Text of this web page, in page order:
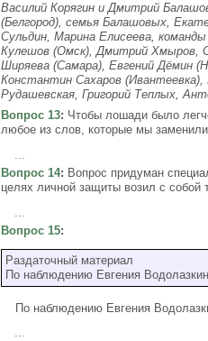
Василий Корягин и Дмитрий
(Белгород), семья Балашовых,
Сульдин, Марина Елисеева,
Кулешов (Омск), Дмитрий Хмыров,
Ширяева (Самара), Евгений Дёмин
Константин Сахаров (Ивантеевка),
Рудашевская, Григорий Теплых,
Вопрос 13: Чтобы лошади было
любое из слов, которые мы
Вопрос 14: Вопрос придуман
целях личной защиты возил с собой
Вопрос 15:
Раздаточный материал
По наблюдению Евгения
По наблюдению Евгения
...